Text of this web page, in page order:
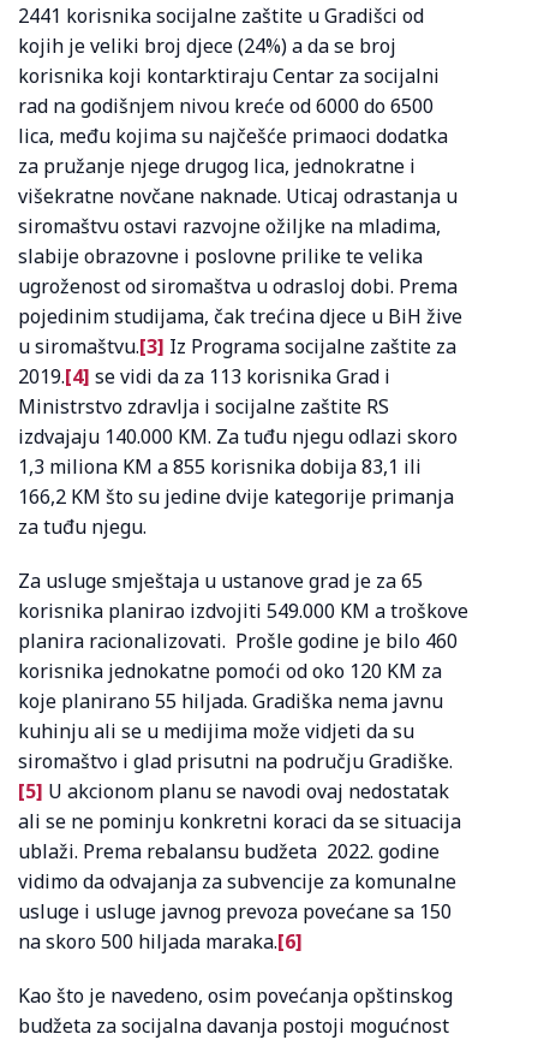
2441 korisnika socijalne zaštite u Gradišci od
kojih je veliki broj djece (24%) a da se broj
korisnika koji kontarktiraju Centar za socijalni
rad na godišnjem nivou kreće od 6000 do 6500
lica, među kojima su najčešće primaoci dodatka
za pružanje njege drugog lica, jednokratne i
višekratne novčane naknade. Uticaj odrastanja u
siromaštvu ostavi razvojne ožiljke na mladima,
slabije obrazovne i poslovne prilike te velika
ugroženost od siromaštva u odrasloj dobi. Prema
pojedinim studijama, čak trećina djece u BiH žive
u siromaštvu.[3] Iz Programa socijalne zaštite za
2019.[4] se vidi da za 113 korisnika Grad i
Ministrstvo zdravlja i socijalne zaštite RS
izdvajaju 140.000 KM. Za tuđu njegu odlazi skoro
1,3 miliona KM a 855 korisnika dobija 83,1 ili
166,2 KM što su jedine dvije kategorije primanja
za tuđu njegu.
Za usluge smještaja u ustanove grad je za 65
korisnika planirao izdvojiti 549.000 KM a troškove
planira racionalizovati. Prošle godine je bilo 460
korisnika jednokatne pomoći od oko 120 KM za
koje planirano 55 hiljada. Gradiška nema javnu
kuhinju ali se u medijima može vidjeti da su
siromaštvo i glad prisutni na području Gradiške.
[5] U akcionom planu se navodi ovaj nedostatak
ali se ne pominju konkretni koraci da se situacija
ublaži. Prema rebalansu budžeta 2022. godine
vidimo da odvajanja za subvencije za komunalne
usluge i usluge javnog prevoza povećane sa 150
na skoro 500 hiljada maraka.[6]
Kao što je navedeno, osim povećanja opštinskog
budžeta za socijalna davanja postoji mogućnost